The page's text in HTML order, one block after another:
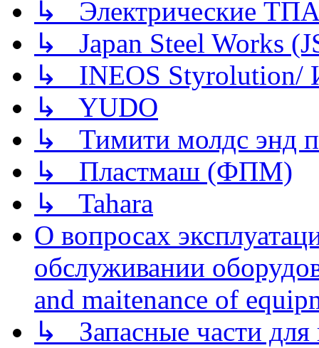
↳ Электрические
↳ Japan Steel Works
↳ INEOS
↳ YUDO
↳ Тимити молдс энд
↳ Пластмаш (ФПМ)
↳ Tahara
О вопросах
обслуживании
and maitenance of
↳ Запасные части для